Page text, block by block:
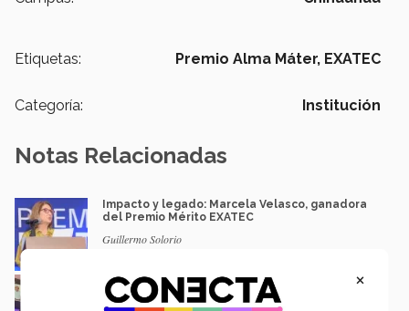
Etiquetas: Premio Alma Máter, EXATEC
Categoría: Institución
Notas Relacionadas
Impacto y legado: Marcela Velasco, ganadora
del Premio Mérito EXATEC
Guillermo Solorio
Docencia con propósito: la historia de Debbie
Hernández
×